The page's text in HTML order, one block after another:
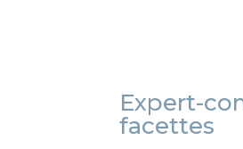
Expert-
facettes